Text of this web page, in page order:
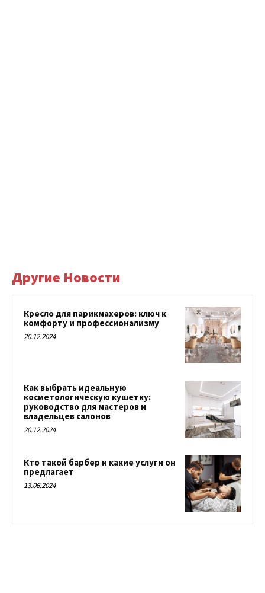
Другие Новости
Кресло для парикмахеров: ключ к
комфорту и профессионализму
20.12.2024
Как выбрать идеальную
косметологическую кушетку:
руководство для мастеров и
владельцев салонов
20.12.2024
Кто такой барбер и какие услуги он
предлагает
13.06.2024